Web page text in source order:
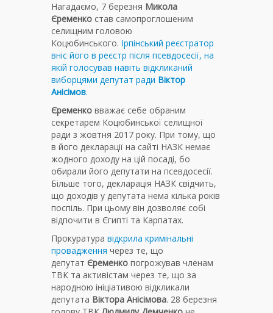
Нагадаємо, 7 березня Микола
Єременко став самопроглошеним
селищним головою
Коцюбинського. Ірпінський реєстратор
вніс його в реєстр після псевдосесії, на
якій голосував навіть відкликаний
виборцями депутат ради Віктор
Анісімов.
Єременко вважає себе обраним
секретарем Коцюбинської селищної
ради з жовтня 2017 року. При тому, що
в його декларації на сайті НАЗК немає
жодного доходу на цій посаді, бо
обирали його депутати на псевдосесії.
Більше того, декларація НАЗК свідчить,
що доходів у депутата нема кілька років
поспіль. При цьому він дозволяє собі
відпочити в Єгипті та Карпатах.
Прокуратура відкрила кримінальні
провадження через те, що
депутат Єременко погрожував членам
ТВК та активістам через те, що за
народною ініціативою відкликали
депутата Віктора Анісімова. 28 березня